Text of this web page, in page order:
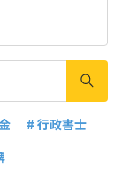
# 行政書士